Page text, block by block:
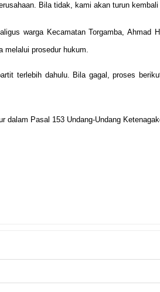
Bila tidak, kami akan turun
warga Kecamatan Torgamba, Ahmad
melalui prosedur hukum.
terlebih dahulu. Bila gagal, proses
dalam Pasal 153 Undang-Undang